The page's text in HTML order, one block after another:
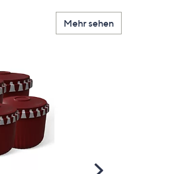
Mehr sehen
Scroll